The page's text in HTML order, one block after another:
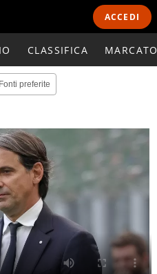
ACCEDI
CLASSIFICA
Fonti preferite